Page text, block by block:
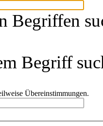
Begriffen
Begriff
Übereinstimmungen.